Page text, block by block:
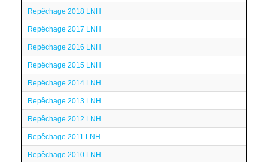
Repêchage 2018 LNH
Repêchage 2017 LNH
Repêchage 2016 LNH
Repêchage 2015 LNH
Repêchage 2014 LNH
Repêchage 2013 LNH
Repêchage 2012 LNH
Repêchage 2011 LNH
Repêchage 2010 LNH